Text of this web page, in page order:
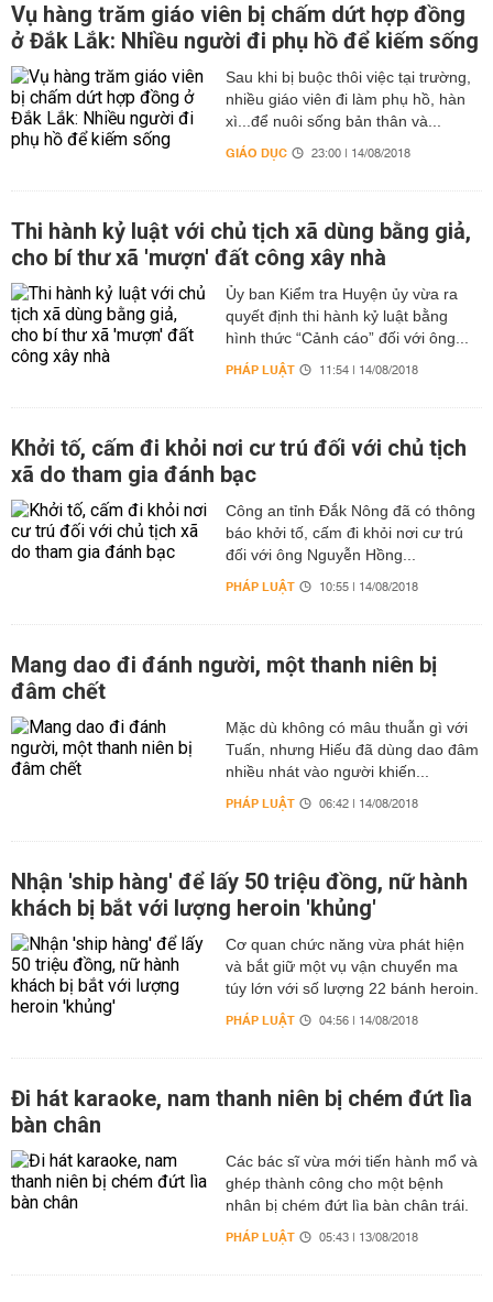
Vụ hàng trăm giáo viên bị chấm dứt hợp đồng
ở Đắk Lắk: Nhiều người đi phụ hồ để kiếm sống
Sau khi bị buộc thôi việc tại trường,
nhiều giáo viên đi làm phụ hồ, hàn
xì...để nuôi sống bản thân và...
GIÁO DỤC 23:00 | 14/08/2018
Thi hành kỷ luật với chủ tịch xã dùng bằng giả,
cho bí thư xã 'mượn' đất công xây nhà
Ủy ban Kiểm tra Huyện ủy vừa ra
quyết định thi hành kỷ luật bằng
hình thức “Cảnh cáo” đối với ông...
PHÁP LUẬT 11:54 | 14/08/2018
Khởi tố, cấm đi khỏi nơi cư trú đối với chủ tịch
xã do tham gia đánh bạc
Công an tỉnh Đắk Nông đã có thông
báo khởi tố, cấm đi khỏi nơi cư trú
đối với ông Nguyễn Hồng...
PHÁP LUẬT 10:55 | 14/08/2018
Mang dao đi đánh người, một thanh niên bị
đâm chết
Mặc dù không có mâu thuẫn gì với
Tuấn, nhưng Hiếu đã dùng dao đâm
nhiều nhát vào người khiến...
PHÁP LUẬT 06:42 | 14/08/2018
Nhận 'ship hàng' để lấy 50 triệu đồng, nữ hành
khách bị bắt với lượng heroin 'khủng'
Cơ quan chức năng vừa phát hiện
và bắt giữ một vụ vận chuyển ma
túy lớn với số lượng 22 bánh heroin.
PHÁP LUẬT 04:56 | 14/08/2018
Đi hát karaoke, nam thanh niên bị chém đứt lìa
bàn chân
Các bác sĩ vừa mới tiến hành mổ và
ghép thành công cho một bệnh
nhân bị chém đứt lìa bàn chân trái.
PHÁP LUẬT 05:43 | 13/08/2018